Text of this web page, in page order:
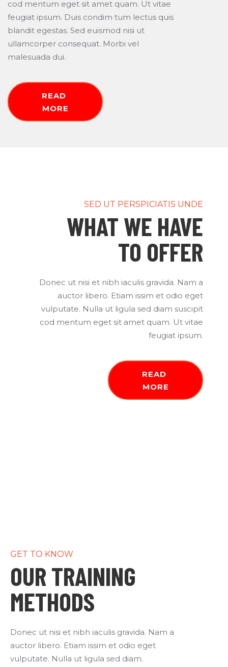
cod mentum eget sit amet quam. Ut vitae
feugiat ipsum. Duis condim tum lectus quis
blandit egestas. Sed euismod nisi ut
ullamcorper consequat. Morbi vel
malesuada dui.
READ
MORE
SED UT PERSPICIATIS UNDE
WHAT WE HAVE
TO OFFER
Donec ut nisi et nibh iaculis gravida. Nam a
auctor libero. Etiam issim et odio eget
vulputate. Nulla ut ligula sed diam suscipit
cod mentum eget sit amet quam. Ut vitae
feugiat ipsum.
READ
MORE
GET TO KNOW
OUR TRAINING
METHODS
Donec ut nisi et nibh iaculis gravida. Nam a
auctor libero. Etiam issim et odio eget
vulputate. Nulla ut ligula sed diam.